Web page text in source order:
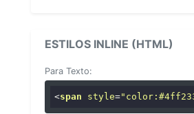
ESTILOS INLINE (HTML)
Para Texto:
<span style=